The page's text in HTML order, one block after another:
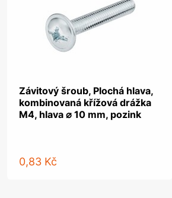
Závitový šroub, Plochá hlava,
kombinovaná křížová drážka
M4, hlava ⌀ 10 mm, pozink
0,83 Kč